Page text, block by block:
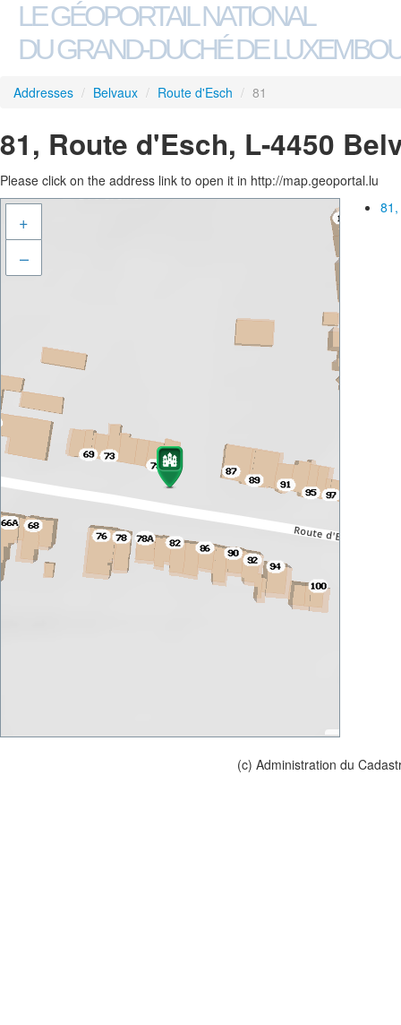
LE GÉOPORTAIL NATIONAL
DU GRAND-DUCHÉ DE
Addresses / Belvaux / Route d'Esch / 81
81, Route d'Esch, L-4450
Please click on the address link to open it in http://map.geoportal.lu
+
–
(c) Administration du